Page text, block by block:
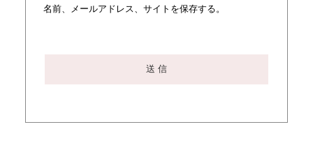
名前、メールアドレス、サイトを保存する。